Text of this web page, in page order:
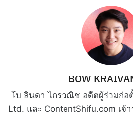
BOW
โบ ลินดา ไกรวณิช อดีตผู้ร่วมก่อ
Ltd. และ ContentShifu.com เจ้